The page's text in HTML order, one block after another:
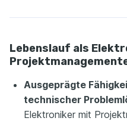
Lebenslauf als
Ausgeprägte
technischer
Elektroniker mit